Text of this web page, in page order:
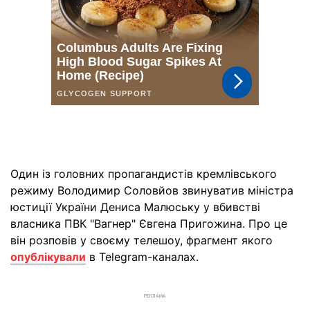
Один із головних пропагандистів кремлівського
режиму Володимир Соловйов звинуватив міністра
юстиції України Дениса Малюську у вбивстві
власника ПВК "Вагнер" Євгена Пригожина. Про це
він розповів у своєму телешоу, фрагмент якого
опублікували в Telegram-каналах.
РЕКЛАМА